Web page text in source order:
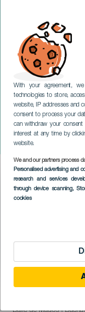
With your agreement,
technologies to store,
website, IP addresses and
consent to process your
can withdraw your
interest at any time by
website.
We and our partners process
Personalised advertising and
research and services
through device scanning,
cookies
Baile de
TENERIFE
Imagen
Listado
14 August 2026
Descripción
Baile de Magos i